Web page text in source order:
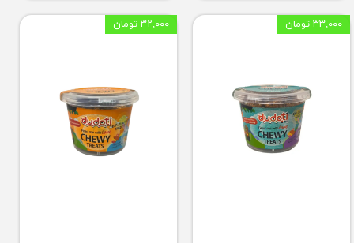
۳۳,۰۰۰ تومان ۳۲,۰۰۰ تومان